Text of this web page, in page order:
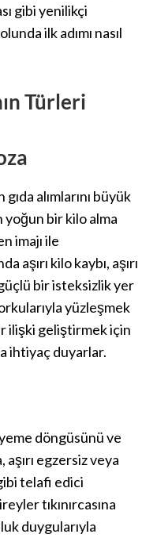
gibi yenilikçi
ilk adımı nasıl
Türleri
alımlarını büyük
yoğun bir kilo alma
imajı ile
aşırı kilo kaybı, aşırı
bir isteksizlik yer
yüzleşmek
ilişki geliştirmek için
ihtiyaç duyarlar.
yeme döngüsünü ve
egzersiz veya
telafi edici
tıkınırcasına
duygularıyla